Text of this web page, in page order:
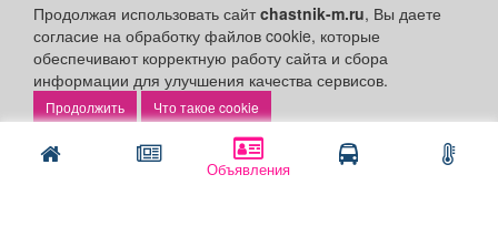
Объявления
Продолжая использовать сайтchastnik-m.ru, Вы даете
согласие на обработку файлов cookie, которые
обеспечивают корректную работу сайта и сбора
информации для улучшения качества сервисов.
Что такое cookie
Политика конфиденциальности
Публикации с пометкой «Реклама», «На правах рекламы»,
«Партнёрский проект» оплачены рекламодателем.
Редакция сайта не несет ответственности за достоверность
информации, содержащейся в рекламных материалах и
объявлениях.
+16 © 2006-2026 ООО "Частник-М"